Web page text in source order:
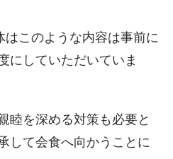
はこのような内容は事前に
にしていただいていま
睦を深める対策も必要と
して会食へ向かうことに